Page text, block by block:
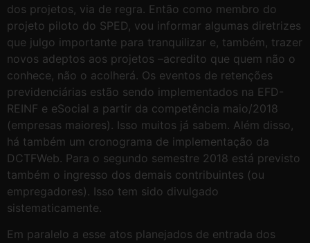
dos projetos, via de regra. Então como membro do
projeto piloto do SPED, vou informar algumas diretrizes
que julgo importante para tranquilizar e, também, trazer
novos adeptos aos projetos –acredito que quem não o
conhece, não o acolherá. Os eventos de retenções
previdenciárias estão sendo implementados na EFD-
REINF e eSocial a partir da competência maio/2018
(empresas maiores). Isso muitos já sabem. Além disso,
há também um cronograma de implementação da
DCTFWeb. Para o segundo semestre 2018 está previsto
também o ingresso dos demais contribuintes (ou
empregadores). Isso tem sido divulgado
sistematicamente.
Em paralelo a esse atos planejados de entrada dos